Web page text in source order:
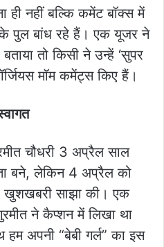
ही नहीं बल्कि कमेंट बॉक्स में
पुल बांध रहे हैं। एक यूजर ने
बताया तो किसी ने उन्हें ‘सुपर
मॉम कमेंट्स किए हैं।
चौधरी 3 अप्रैल साल
बने, लेकिन 4 अप्रैल को
खुशखबरी साझा की। एक
ने कैप्शन में लिखा था
अपनी “बेबी गर्ल” का इस